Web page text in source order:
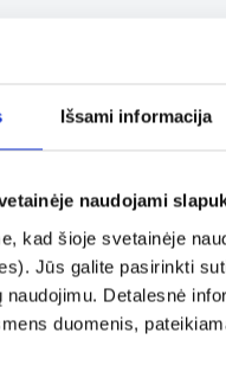
Išsami informacija
naudojami
kad šioje svetainėje
Jūs galite pasirinkti
naudojimu. Detalesnė
duomenis,
nauda siam